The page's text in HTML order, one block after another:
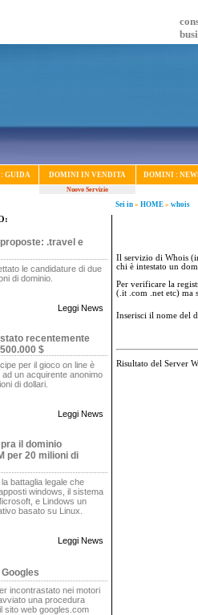
GUIDA DOMINI IN VENDITA DOMINI :
Nuovo Servizio
Sei in » HOME » whois
.travel e
le candidature di due
di dominio.
Leggi News
recentemente
$
per il gioco on line è
un acquirente anonimo
di dollari.
Leggi News
il dominio
per 20 milioni di
battaglia legale che
windows, il sistema
e Lindows un
basato su Linux.
Leggi News
incontrastato nei motori
una procedura
sito web googles.com
Il servizio di Whois
chi è intestato un
Per verificare la
(.it .com .net etc) ma
Inserisci il nome del
Risultato del Server